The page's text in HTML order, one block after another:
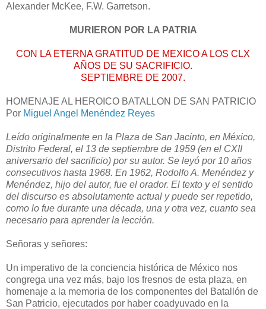
Alexander McKee, F.W. Garretson.
MURIERON POR LA PATRIA
CON LA ETERNA GRATITUD DE MEXICO A LOS CLX
AÑOS DE SU SACRIFICIO.
SEPTIEMBRE DE 2007.
HOMENAJE AL HEROICO BATALLON DE SAN PATRICIO
Por Miguel Angel Menéndez Reyes
Leído originalmente en la Plaza de San Jacinto, en México,
Distrito Federal, el 13 de septiembre de 1959 (en el CXII
aniversario del sacrificio) por su autor. Se leyó por 10 años
consecutivos hasta 1968. En 1962, Rodolfo A. Menéndez y
Menéndez, hijo del autor, fue el orador. El texto y el sentido
del discurso es absolutamente actual y puede ser repetido,
como lo fue durante una década, una y otra vez, cuanto sea
necesario para aprender la lección.
Señoras y señores:
Un imperativo de la conciencia histórica de México nos
congrega una vez más, bajo los fresnos de esta plaza, en
homenaje a la memoria de los componentes del Batallón de
San Patricio, ejecutados por haber coadyuvado en la